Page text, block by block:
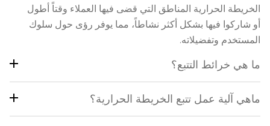
الخريطة الحرارية المناطق التي قضى فيها العملاء وقتاً أطول
أو شاركوا فيها بشكل أكثر نشاطاً، مما يوفر رؤى حول سلوك
المستخدم وتفضيلاته.
ما هي خرائط التتبع؟
ماهي آلية عمل تتبع الخريطة الحرارية؟